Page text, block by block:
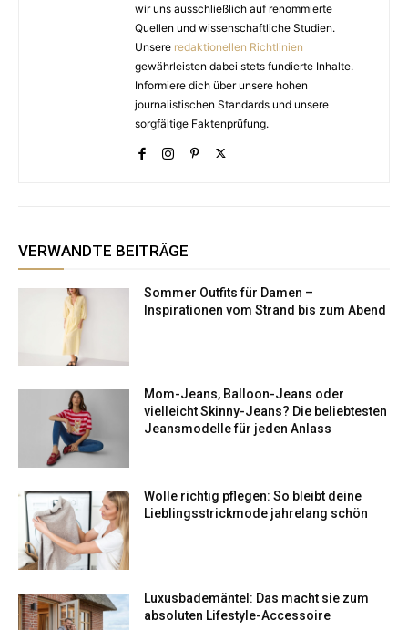
wir uns ausschließlich auf renommierte
Quellen und wissenschaftliche Studien.
Unsere redaktionellen Richtlinien
gewährleisten dabei stets fundierte Inhalte.
Informiere dich über unsere hohen
journalistischen Standards und unsere
sorgfältige Faktenprüfung.
VERWANDTE BEITRÄGE
Sommer Outfits für Damen –
Inspirationen vom Strand bis zum Abend
Mom-Jeans, Balloon-Jeans oder
vielleicht Skinny-Jeans? Die beliebtesten
Jeansmodelle für jeden Anlass
Wolle richtig pflegen: So bleibt deine
Lieblingsstrickmode jahrelang schön
Luxusbademäntel: Das macht sie zum
absoluten Lifestyle-Accessoire